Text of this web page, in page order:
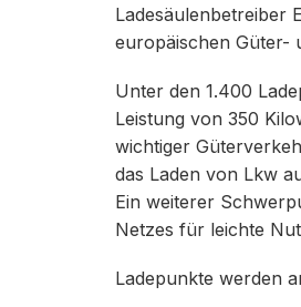
Ladesäulenbetreiber
europäischen Güter-
Unter den 1.400
Leistung von 350
wichtiger
das Laden von Lkw
Ein weiterer
Netzes für leichte
Ladepunkte werden